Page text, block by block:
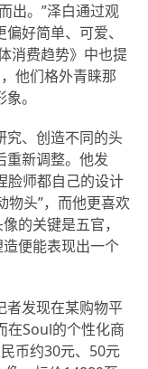
出。”泽白通过观
好简单、可爱、
消费趋势》中也提
他们格外青睐那
。
究、创造不同的头
重新调整。他发
脸师都自己的设计
物头”，而他更喜欢
的关键是五官，
便能表现出一个
者发现在某购物平
在Soul的个性化商
币约30元、50元